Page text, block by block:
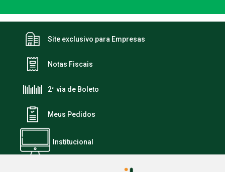
Site exclusivo para Empresas
Notas Fiscais
2ª via de Boleto
Meus Pedidos
Institucional